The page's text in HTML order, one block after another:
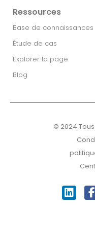
Ressources
Base de connaissances
Étude de cas
Explorer la page
Blog
© 2024